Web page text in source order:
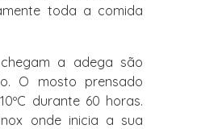
toda a comida
a adega são
O mosto prensado
durante 60 horas.
onde inicia a sua